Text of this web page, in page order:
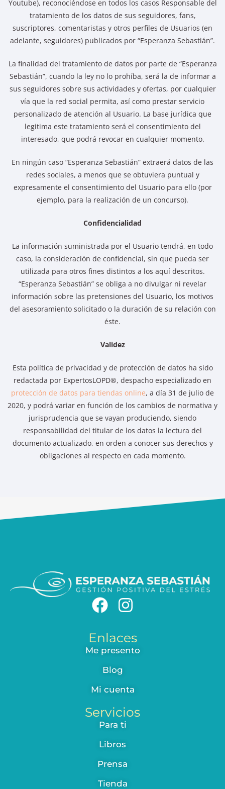
Youtube), reconociéndose en todos los casos Responsable del
tratamiento de los datos de sus seguidores, fans,
suscriptores, comentaristas y otros perfiles de Usuarios (en
adelante, seguidores) publicados por “Esperanza Sebastián”.
La finalidad del tratamiento de datos por parte de “Esperanza
Sebastián”, cuando la ley no lo prohíba, será la de informar a
sus seguidores sobre sus actividades y ofertas, por cualquier
vía que la red social permita, así como prestar servicio
personalizado de atención al Usuario. La base jurídica que
legitima este tratamiento será el consentimiento del
interesado, que podrá revocar en cualquier momento.
En ningún caso “Esperanza Sebastián” extraerá datos de las
redes sociales, a menos que se obtuviera puntual y
expresamente el consentimiento del Usuario para ello (por
ejemplo, para la realización de un concurso).
Confidencialidad
La información suministrada por el Usuario tendrá, en todo
caso, la consideración de confidencial, sin que pueda ser
utilizada para otros fines distintos a los aquí descritos.
“Esperanza Sebastián” se obliga a no divulgar ni revelar
información sobre las pretensiones del Usuario, los motivos
del asesoramiento solicitado o la duración de su relación con
éste.
Validez
Esta política de privacidad y de protección de datos ha sido
redactada por ExpertosLOPD®, despacho especializado en
protección de datos para tiendas online, a día 31 de julio de
2020, y podrá variar en función de los cambios de normativa y
jurisprudencia que se vayan produciendo, siendo
responsabilidad del titular de los datos la lectura del
documento actualizado, en orden a conocer sus derechos y
obligaciones al respecto en cada momento.
Enlaces
Me presento
Blog
Mi cuenta
Servicios
Para ti
Libros
Prensa
Tienda